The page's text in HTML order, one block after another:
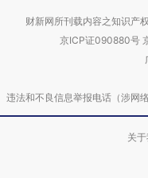
财新网所刊载内容之知识产
京ICP证090880号
违法和不良信息举报电话（涉
关